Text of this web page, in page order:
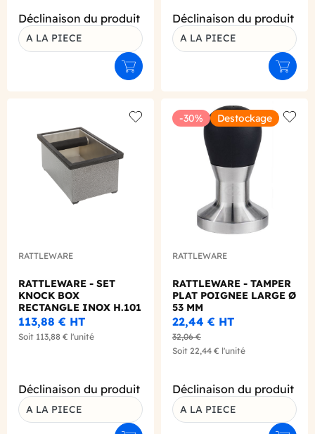
Déclinaison du produit
A LA PIECE
Ajouter au panier
Déclinaison du produit
A LA PIECE
Add to wishlist
RATTLEWARE
RATTLEWARE - SET
KNOCK BOX
RECTANGLE INOX H.101
X L.140 X P.228 MM
113,88 € HT
Soit 113,88 € l'unité
Déclinaison du produit
A LA PIECE
-30% Destockage
RATTLEWARE
RATTLEWARE - TAMPER
PLAT POIGNEE LARGE Ø
53 MM
22,44 € HT
32,06 €
Soit 22,44 € l'unité
Déclinaison du produit
A LA PIECE